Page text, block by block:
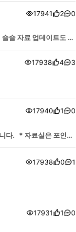
17941 2 0
슬 자료 업데이트도 하
17938 4 3
17940 1 0
다. * 자료실은 포인트
17938 0 1
17931 1 0